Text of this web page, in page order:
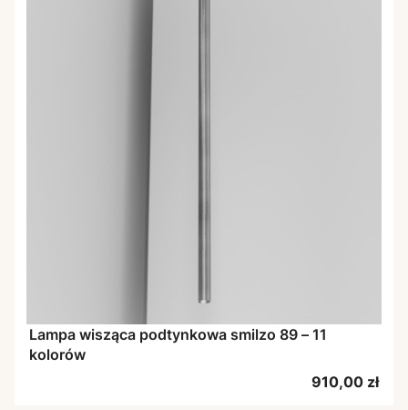
Lampa wisząca podtynkowa smilzo 89 – 11
kolorów
Cena
910,00 zł